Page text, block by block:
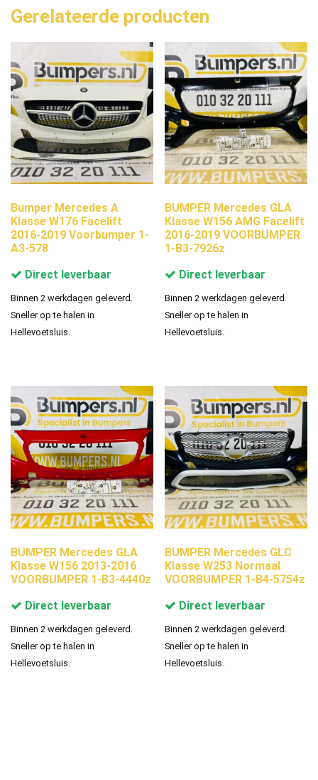
Gerelateerde producten
Bumper Mercedes A
Klasse W176 Facelift
2016-2019 Voorbumper 1-
A3-578
Direct leverbaar
Binnen 2 werkdagen geleverd.
Sneller op te halen in
Hellevoetsluis.
BUMPER Mercedes GLA
Klasse W156 AMG Facelift
2016-2019 VOORBUMPER
1-B3-7926z
Direct leverbaar
Binnen 2 werkdagen geleverd.
Sneller op te halen in
Hellevoetsluis.
BUMPER Mercedes GLA
Klasse W156 2013-2016
VOORBUMPER 1-B3-4440z
Direct leverbaar
Binnen 2 werkdagen geleverd.
Sneller op te halen in
Hellevoetsluis.
BUMPER Mercedes GLC
Klasse W253 Normaal
VOORBUMPER 1-B4-5754z
Direct leverbaar
Binnen 2 werkdagen geleverd.
Sneller op te halen in
Hellevoetsluis.